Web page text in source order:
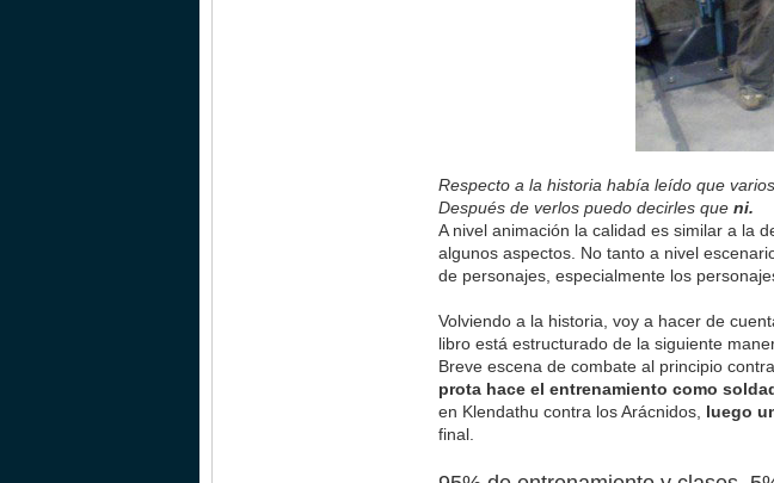
Respecto a la historia había leído que
Después de verlos puedo decirles queni.
A nivel animación la calidad es similar a la
algunos aspectos. No tanto a nivel
de personajes, especialmente los
Volviendo a la historia, voy a hacer de
libro está estructurado de la siguiente
Breve escena de combate al principio
prota hace el entrenamiento como
en Klendathu contra los Arácnidos, luego
final.